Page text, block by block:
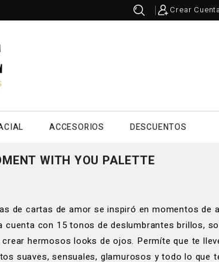
Crear Cuenta
ACCESORIOS DESCUENTOS
WITH YOU PALETTE
de cartas de amor se inspiró en momentos de
cuenta con 15 tonos de deslumbrantes brillos,
hermosos looks de ojos. Permíte que te
suaves, sensuales, glamurosos y todo lo que